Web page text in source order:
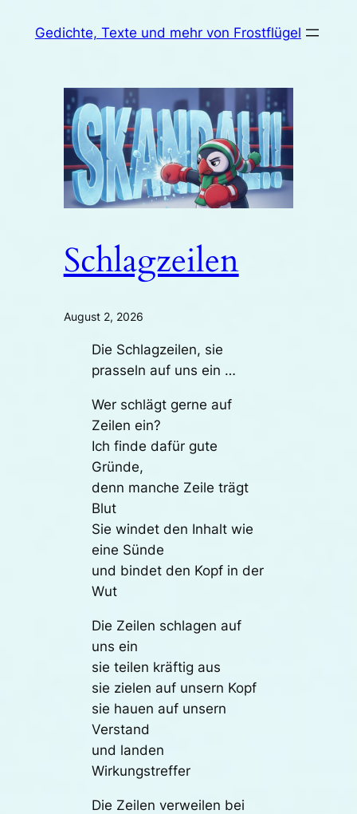
InhaltGedichte, Texte und mehr von Frostflügel
Schlagzeilen
August 2, 2026
Die Schlagzeilen, sie
prasseln auf uns ein …
Wer schlägt gerne auf
Zeilen ein?
Ich finde dafür gute
Gründe,
denn manche Zeile trägt
Blut
Sie windet den Inhalt wie
eine Sünde
und bindet den Kopf in der
Wut
Die Zeilen schlagen auf
uns ein
sie teilen kräftig aus
sie zielen auf unsern Kopf
sie hauen auf unsern
Verstand
und landen
Wirkungstreffer
Die Zeilen verweilen bei